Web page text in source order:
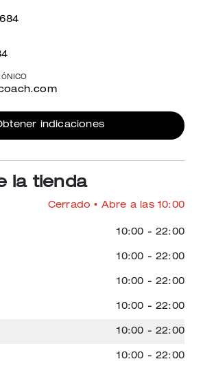
indicaciones
la tienda
Cerrado • Abre a las 10:00
10:00 - 22:00
10:00 - 22:00
10:00 - 22:00
10:00 - 22:00
10:00 - 22:00
10:00 - 22:00